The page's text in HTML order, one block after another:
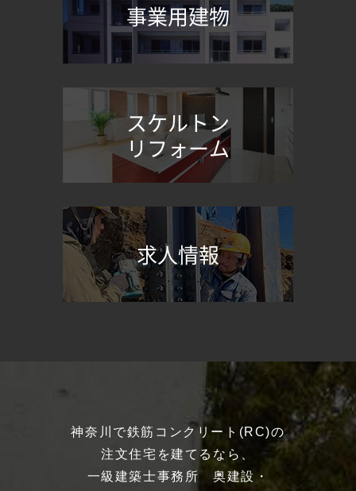
事業用建物
スケルトン
リフォーム
求人情報
神奈川で鉄筋コンクリート(RC)の
注文住宅を建てるなら、
一級建築士事務所 奥建設・